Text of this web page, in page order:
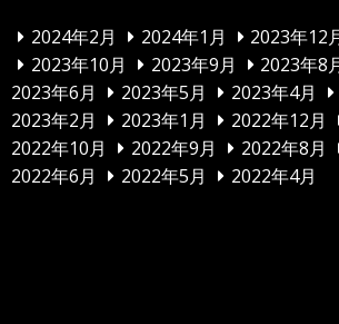
2024年2月 2024年1月 2023年12
2023年10月
2023年9月 2023年8
2023年6月
2023年5月 2023年4月
2023年2月
2023年1月 2022年12月
2022年10月
2022年9月 2022年8月
2022年6月
2022年5月 2022年4月